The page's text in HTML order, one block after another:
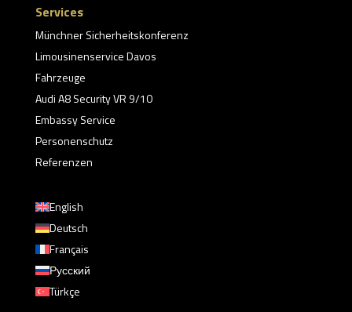
Services
Münchner Sicherheitskonferenz
Limousinenservice Davos
Fahrzeuge
Audi A8 Security VR 9/10
Embassy Service
Personenschutz
Referenzen
English
Deutsch
Français
Русский
Türkçe